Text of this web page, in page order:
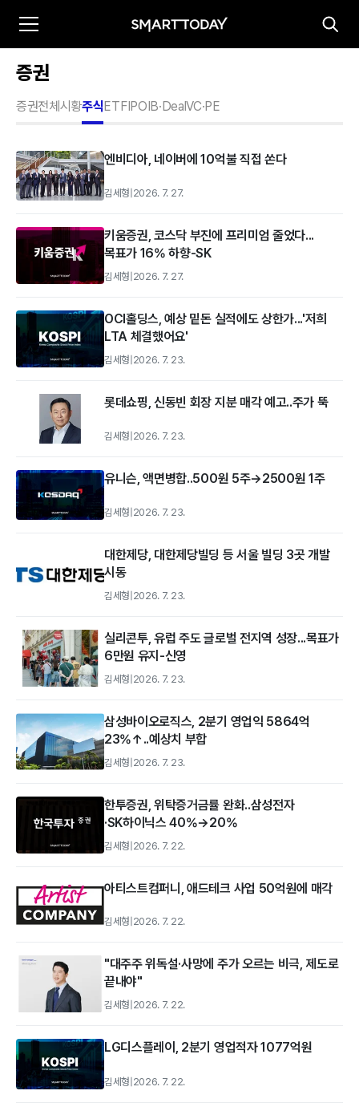
증권
증권전체시황주식ETFIPOIB·DealVC·PE
엔비디아, 네이버에 10억불 직접 쏜다
김세형 2026. 7. 27.
키움증권, 코스닥 부진에 프리미엄 줄었다...
목표가 16% 하향-SK
김세형 2026. 7. 27.
OCI홀딩스, 예상 밑돈 실적에도 상한가...'저희
LTA 체결했어요'
김세형 2026. 7. 23.
롯데쇼핑, 신동빈 회장 지분 매각 예고..주가 뚝
김세형|2026. 7. 23.
유니슨, 액면병합..500원 5주→2500원 1주
김세형 2026. 7. 23.
대한제당, 대한제당빌딩 등 서울 빌딩 3곳 개발
시동
김세형 2026. 7. 23.
실리콘투, 유럽 주도 글로벌 전지역 성장...목표가
6만원 유지-신영
김세형 2026. 7. 23.
삼성바이오로직스, 2분기 영업익 5864억
23%↑..예상치 부합
김세형 2026. 7. 23.
한투증권, 위탁증거금률 완화..삼성전자
·SK하이닉스 40%→20%
김세형 2026. 7. 22.
아티스트컴퍼니, 애드테크 사업 50억원에 매각
김세형 2026. 7. 22.
"대주주 위독설·사망에 주가 오르는 비극, 제도로
끝내야"
김세형 2026. 7. 22.
LG디스플레이, 2분기 영업적자 1077억원
김세형|2026. 7. 22.